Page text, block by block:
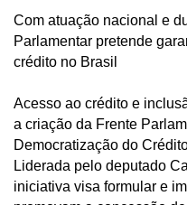
Com atuação nacional e
Parlamentar pretende
crédito no Brasil
Acesso ao crédito e
a criação da Frente
Democratização do
Liderada pelo deputado
iniciativa visa formular e